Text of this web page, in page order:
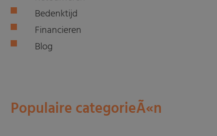
Bedenktijd
Financieren
Blog
Populaire categorieÃ«n